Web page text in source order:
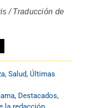
/ Traducción de
, Salud, Últimas
, Destacados,